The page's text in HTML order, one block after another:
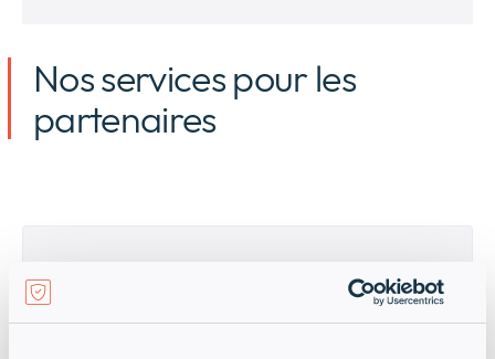
Nos services pour les
partenaires